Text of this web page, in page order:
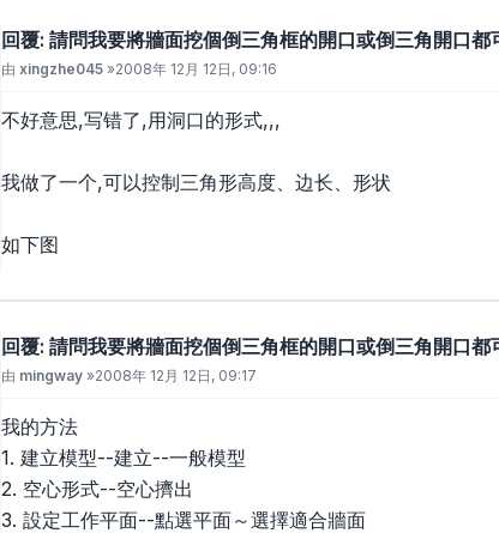
回覆: 請問我要將牆面挖個倒三角框的開口或倒三角開口
文章
由 xingzhe045 »2008年 12月 12日, 09:16
不好意思,写错了,用洞口的形式,,,
我做了一个,可以控制三角形高度、边长、形状
如下图
回覆: 請問我要將牆面挖個倒三角框的開口或倒三角開口
文章
由 mingway »2008年 12月 12日, 09:17
我的方法
1. 建立模型--建立--一般模型
2. 空心形式--空心擠出
3. 設定工作平面--點選平面～選擇適合牆面